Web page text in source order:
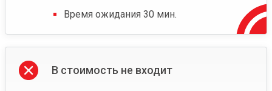
Время ожидания 30 мин.
В стоимость не входит